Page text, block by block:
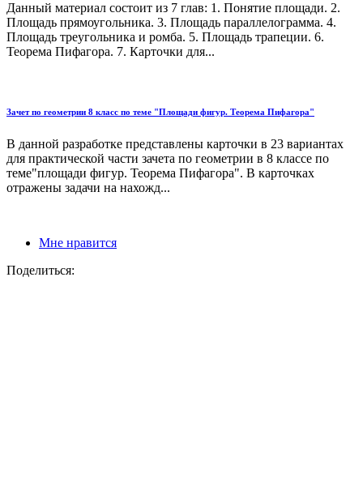
Данный материал состоит из 7 глав: 1. Понятие площади. 2.
Площадь прямоугольника. 3. Площадь параллелограмма. 4.
Площадь треугольника и ромба. 5. Площадь трапеции. 6.
Теорема Пифагора. 7. Карточки для...
Зачет по геометрии 8 класс по теме "Площади фигур. Теорема Пифагора"
В данной разработке представлены карточки в 23 вариантах
для практической части зачета по геометрии в 8 классе по
теме"площади фигур. Теорема Пифагора". В карточках
отражены задачи на нахожд...
Мне нравится
Поделиться: